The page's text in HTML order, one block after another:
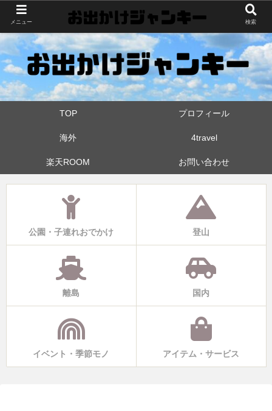
世界中・日本中を旅したおでかけ狂なパパが埼玉県と近県の公園やお出かけス
ポットを攻めています！たまに登山も
TOP プロフィール
海外 4travel
楽天ROOM お問い合わせ
公園・子連れおでかけ 登山
離島 国内
イベント・季節モノ アイテム・サービス
メニュー 検索